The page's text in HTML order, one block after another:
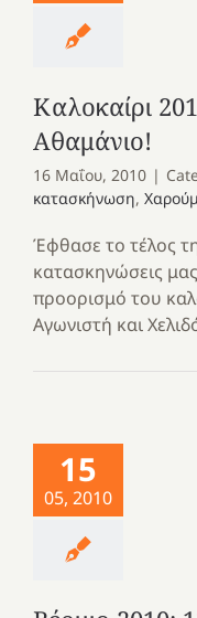
Καλοκαίρι
Αθαμάνιο!
16 Μαΐου, 2010 |
κατασκήνωση,
Έφθασε το τέλος
κατασκηνώσεις
προορισμό του
Αγωνιστή και
15
05, 2010